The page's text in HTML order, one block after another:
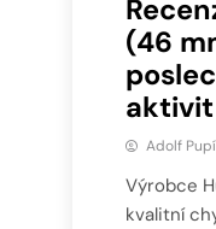
(46
aktivit
Adolf
Výrobce
kvalitní